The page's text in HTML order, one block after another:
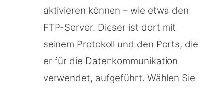
aktivieren können – wie etwa den
FTP-Server. Dieser ist dort mit
seinem Protokoll und den Ports, die
er für die Datenkommunikation
verwendet, aufgeführt. Wählen Sie